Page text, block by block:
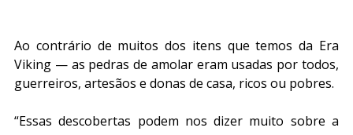
Ao contrário de muitos dos itens que temos da Era
Viking — as pedras de amolar eram usadas por todos,
guerreiros, artesãos e donas de casa, ricos ou pobres.
“Essas descobertas podem nos dizer muito sobre a